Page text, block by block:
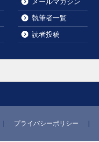
執筆者一覧
読者投稿
プライバシーポリシー